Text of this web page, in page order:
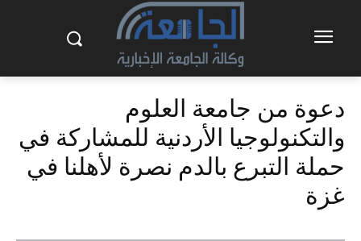
دعوة من جامعة العلوم
والتكنولوجيا الأردنية للمشاركة في
حملة التبرع بالدم نصرة لأهلنا في
غزة